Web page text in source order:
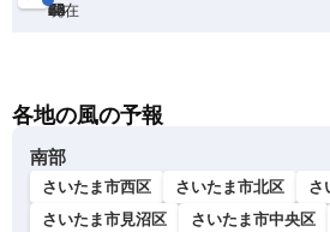
現在
6h
12
24
36
48
60
72
各地の風の予報
南部
さいたま市西区 さいたま市北区
さ
さいたま市見沼区
さいたま市中央区